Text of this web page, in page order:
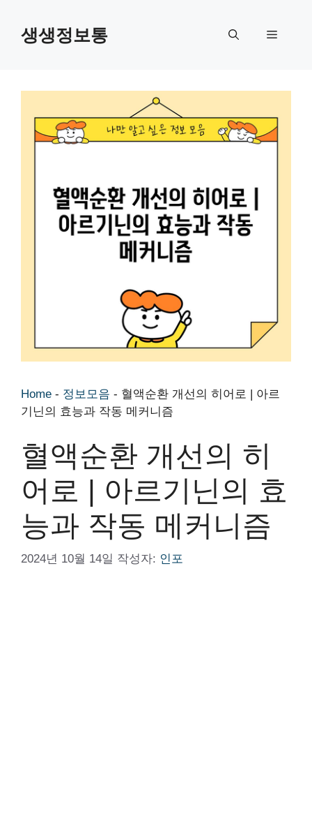
생생정보통 메
Home - 정보모음 - 혈액순환 개선의 히어로 | 아르
기닌의 효능과 작동 메커니즘
혈액순환 개선의 히
어로 | 아르기닌의 효
능과 작동 메커니즘
2024년 10월 14일 작성자: 인포